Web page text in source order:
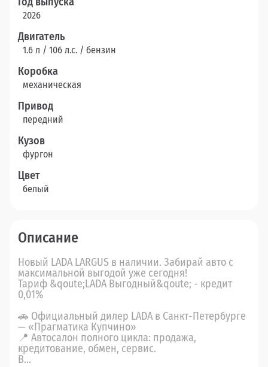
2026
Двигатель
1.6 л / 106 л.c. / бензин
Коробка
механическая
Привод
передний
Кузов
фургон
Цвет
белый
Описание
Новый LADA LARGUS в наличии. Забирай авто с
максимальной выгодой уже сегодня!
Тариф &qoute;LADA Выгодный&qoute; - кредит
0,01%
🚗 Официальный дилер LADA в Санкт-Петербурге
— «Прагматика Купчино»
📍 Автосалон полного цикла: продажа,
кредитование, обмен, сервис.
В...